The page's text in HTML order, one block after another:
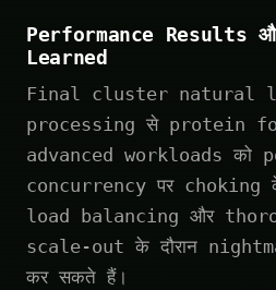
Performance Results
Learned
Final cluster natural
processing से protein
advanced workloads को
concurrency पर
load balancing और
scale-out के दौरान
कर सकते हैं।